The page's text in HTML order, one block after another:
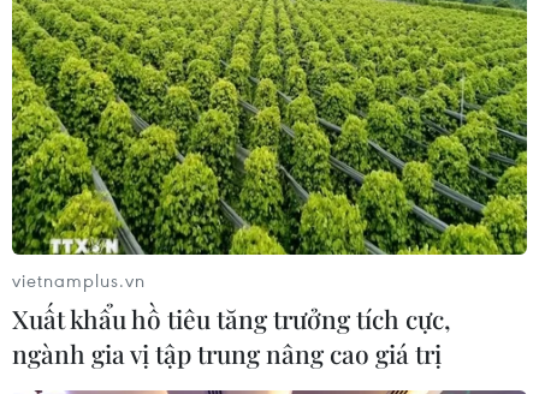
vietnamplus.vn
Xuất khẩu hồ tiêu tăng trưởng tích cực,
ngành gia vị tập trung nâng cao giá trị